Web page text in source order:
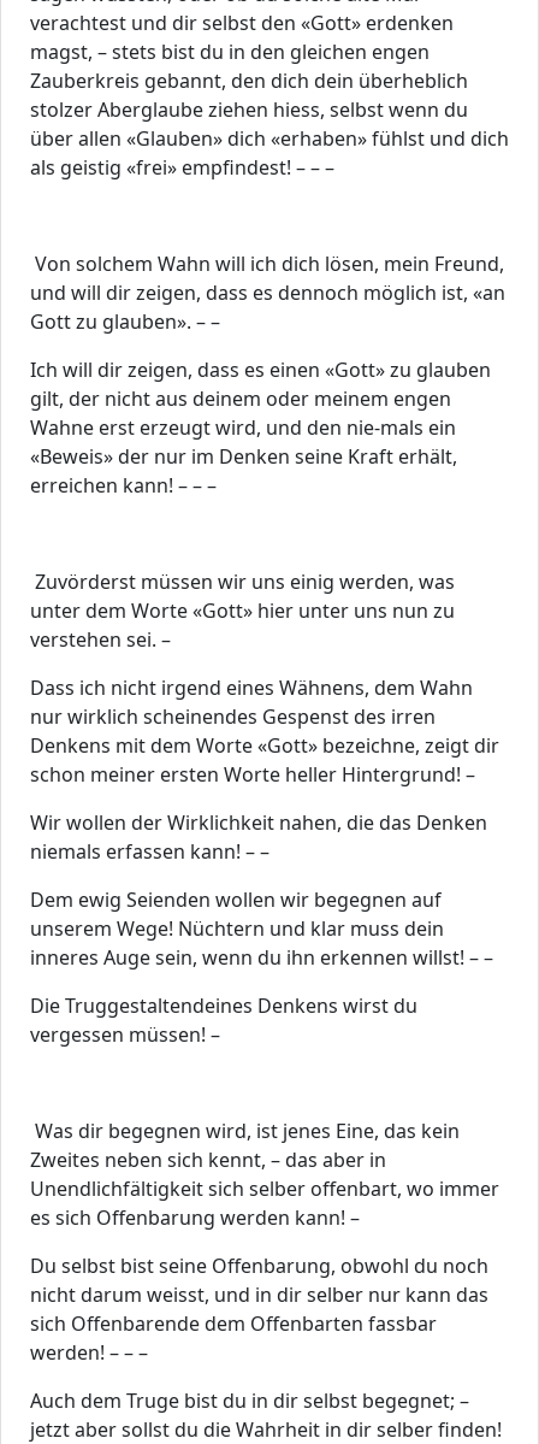
verachtest und dir selbst den «Gott» erdenken
magst, – stets bist du in den gleichen engen
Zauberkreis gebannt, den dich dein überheblich
stolzer Aberglaube ziehen hiess, selbst wenn du
über allen «Glauben» dich «erhaben» fühlst und dich
als geistig «frei» empfindest! – – –
Von solchem Wahn will ich dich lösen, mein Freund,
und will dir zeigen, dass es dennoch möglich ist, «an
Gott zu glauben». – –
Ich will dir zeigen, dass es einen «Gott» zu glauben
gilt, der nicht aus deinem oder meinem engen
Wahne erst erzeugt wird, und den nie-mals ein
«Beweis» der nur im Denken seine Kraft erhält,
erreichen kann! – – –
Zuvörderst müssen wir uns einig werden, was
unter dem Worte «Gott» hier unter uns nun zu
verstehen sei. –
Dass ich nicht irgend eines Wähnens, dem Wahn
nur wirklich scheinendes Gespenst des irren
Denkens mit dem Worte «Gott» bezeichne, zeigt dir
schon meiner ersten Worte heller Hintergrund! –
Wir wollen der Wirklichkeit nahen, die das Denken
niemals erfassen kann! – –
Dem ewig Seienden wollen wir begegnen auf
unserem Wege! Nüchtern und klar muss dein
inneres Auge sein, wenn du ihn erkennen willst! – –
Die Truggestaltendeines Denkens wirst du
vergessen müssen! –
Was dir begegnen wird, ist jenes Eine, das kein
Zweites neben sich kennt, – das aber in
Unendlichfältigkeit sich selber offenbart, wo immer
es sich Offenbarung werden kann! –
Du selbst bist seine Offenbarung, obwohl du noch
nicht darum weisst, und in dir selber nur kann das
sich Offenbarende dem Offenbarten fassbar
werden! – – –
Auch dem Truge bist du in dir selbst begegnet; –
jetzt aber sollst du die Wahrheit in dir selber finden!